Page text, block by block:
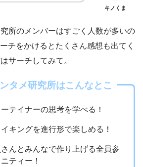
キノくま
所のメンバーはすごく人数が多いの
チをかけるとたくさん感想も出てく
サーチしてみて。
タメ研究所はこんなとこ
テイナーの思考を学べる！
キングを進行形で楽しめる！
んとみんなで作り上げる全員参
ティー！